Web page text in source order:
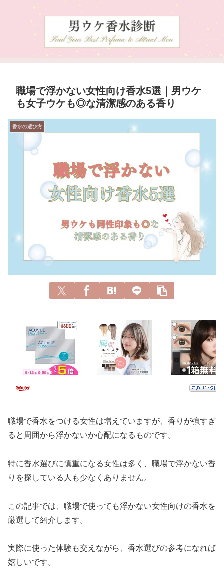
職場で浮かない女性向け香水5選｜男ウケ
も女子ウケも◎な清潔感のある香り
香水の選び方
職場で香水をつける女性は増えていますが、香りが強すぎ
ると周囲から浮かないか心配になるものです。
特に香水選びに慎重になる女性は多く、職場で浮かない香
りを探している人も少なくありません。
この記事では、職場で使っても浮かない女性向けの香水を
厳選して紹介します。
実際に使った体験も交えながら、香水選びの参考になれば
嬉しいです。